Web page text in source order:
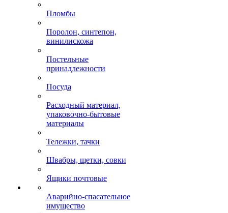
Пломбы
Поролон, синтепон,
винилискожа
Постельные
принадлежности
Посуда
Расходный материал,
упаковочно-бытовые
материалы
Тележки, тачки
Швабры, щетки, совки
Ящики почтовые
Аварийно-спасательное
имущество